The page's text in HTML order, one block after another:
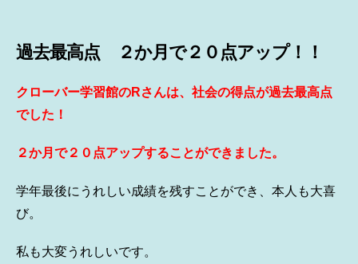
過去最高点 ２か月で２０点アップ！！
クローバー学習館のRさんは、社会の得点が過去最高点
でした！
２か月で２０点アップすることができました。
学年最後にうれしい成績を残すことができ、本人も大喜
び。
私も大変うれしいです。